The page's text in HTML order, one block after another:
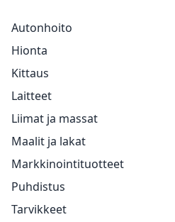
Autonhoito
Hionta
Kittaus
Laitteet
Liimat ja massat
Maalit ja lakat
Markkinointituotteet
Puhdistus
Tarvikkeet